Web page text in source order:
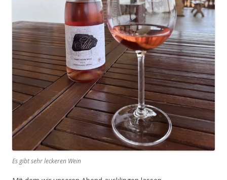
Es gibt sehr leckeren Wein